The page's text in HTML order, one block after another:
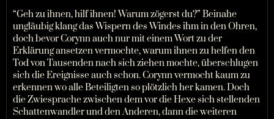
“Geh zu ihnen, hilf ihnen! Warum zögerst du?” Beinahe
ungläubig klang das Wispern des Windes ihm in den Ohren,
doch bevor Corynn auch nur mit einem Wort zu der
Erklärung ansetzen vermochte, warum ihnen zu helfen den
Tod von Tausenden nach sich ziehen mochte, überschlugen
sich die Ereignisse auch schon. Corynn vermocht kaum zu
erkennen wo alle Beteiligten so plötzlich her kamen. Doch
die Zwiesprache zwischen dem vor die Hexe sich stellenden
Schattenwandler und den Anderen, dann die weiteren